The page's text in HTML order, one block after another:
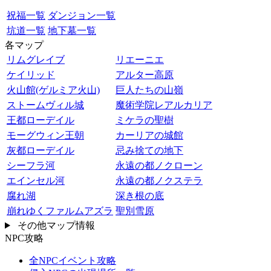
祝福一覧 ダンジョン一覧
坑道一覧 地下墓一覧
各マップ
リムグレイブ
リエーニエ
ケイリッド
アルター高原
火山館(ゲルミア火山)
巨人たちの山嶺
ストームヴィル城
魔術学院レアルカリア
王都ローデイル
ミケラの聖樹
モーグウィン王朝
カーリアの城館
灰都ローデイル
忌み捨ての地下
シーフラ河
永遠の都ノクローン
エインセル河
永遠の都ノクステラ
腐れ湖
深き根の底
崩れゆくファルムアズラ 聖別雪原
その他マップ情報
NPC攻略
全NPCイベント攻略